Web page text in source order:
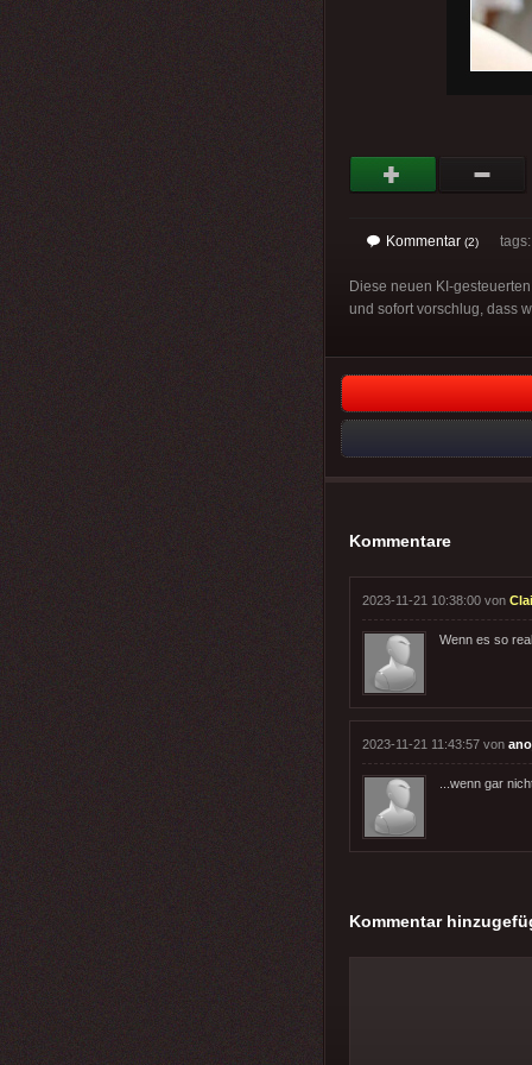
Kommentar (2)
Diese neuen KI-
und sofort vorschlug, dass
Kommentare
2023-11-21 10:38:00 von
Wenn es so
2023-11-21 11:43:57 von
...wenn gar
Kommentar